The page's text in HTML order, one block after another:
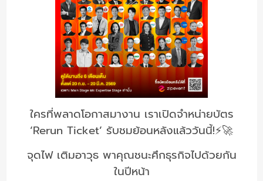
ใครที่พลาดโอกาสมางาน เราเปิดจำหน่ายบัตร
‘Rerun Ticket’ รับชมย้อนหลังแล้ววันนี้!⚡🚀
จุดไฟ เติมอาวุธ พาคุณชนะศึกธุรกิจไปด้วยกัน
ในปีหน้า